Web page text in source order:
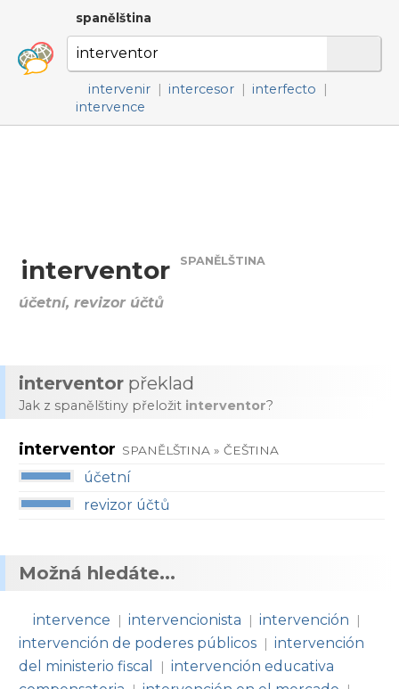
spanělština
intervenir | intercesor | interfecto
|
intervence
interventor SPANĚLŠTINA
účetní, revizor účtů
interventor překlad
Jak z spanělštiny přeložit interventor?
interventor SPANĚLŠTINA » ČEŠTINA
účetní
revizor účtů
Možná hledáte...
intervence | intervencionista | intervención |
intervención de poderes públicos | intervención
del ministerio fiscal
| intervención educativa